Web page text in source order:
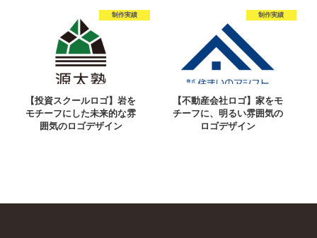
制作実績
【投資スクールロゴ】岩を
モチーフにした未来的な雰
囲気のロゴデザイン
制作実績
【不動産会社ロゴ】家をモ
チーフに、明るい雰囲気の
ロゴデザイン